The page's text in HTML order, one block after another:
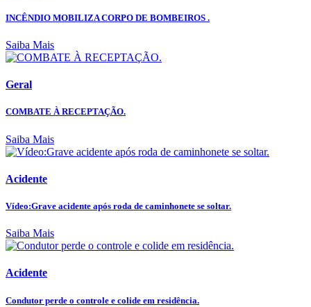
INCÊNDIO MOBILIZA CORPO DE BOMBEIROS .
Saiba Mais
Geral
COMBATE À RECEPTAÇÃO.
Saiba Mais
Acidente
Vídeo:Grave acidente após roda de caminhonete se soltar.
Saiba Mais
Acidente
Condutor perde o controle e colide em residência.